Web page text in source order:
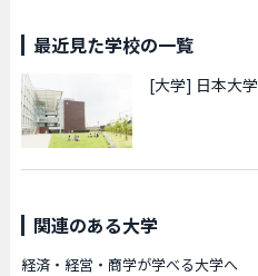
最近見た学校の一覧
[大学] 日本大学
関連のある大学
経済・経営・商学が学べる大学へ